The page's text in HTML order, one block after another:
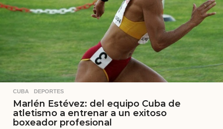
CUBA ,DEPORTES
Marlén Estévez: del equipo Cuba de
atletismo a entrenar a un exitoso
boxeador profesional